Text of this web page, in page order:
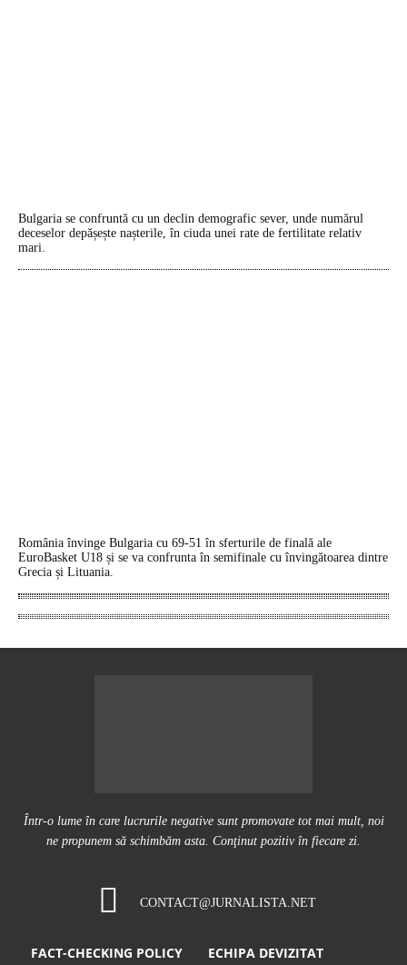
Bulgaria se confruntă cu un declin demografic sever, unde numărul
deceselor depășește nașterile, în ciuda unei rate de fertilitate relativ
mari.
România învinge Bulgaria cu 69-51 în sferturile de finală ale
EuroBasket U18 și se va confrunta în semifinale cu învingătoarea dintre
Grecia și Lituania.
Într-o lume în care lucrurile negative sunt promovate tot mai mult, noi
ne propunem să schimbăm asta. Conţinut pozitiv în fiecare zi.
CONTACT@JURNALISTA.NET
FACT-CHECKING POLICY ECHIPA DEVIZITAT